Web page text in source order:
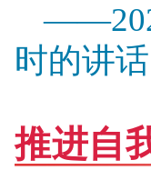
时的讲话
推进自